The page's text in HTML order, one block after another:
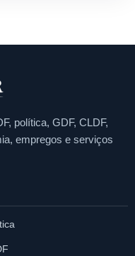
política, GDF, CLDF,
empregos e serviços